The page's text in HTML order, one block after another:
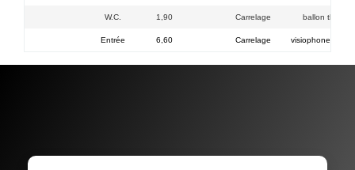
W.C. 1,90 Carrelage ballon
Entrée 6,60 Carrelage visiophone +